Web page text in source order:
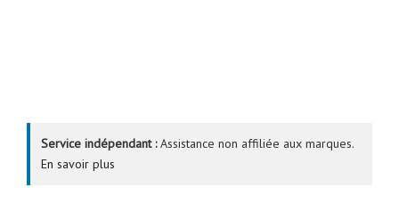
Service indépendant :Assistance non affiliée aux marques.
En savoir plus